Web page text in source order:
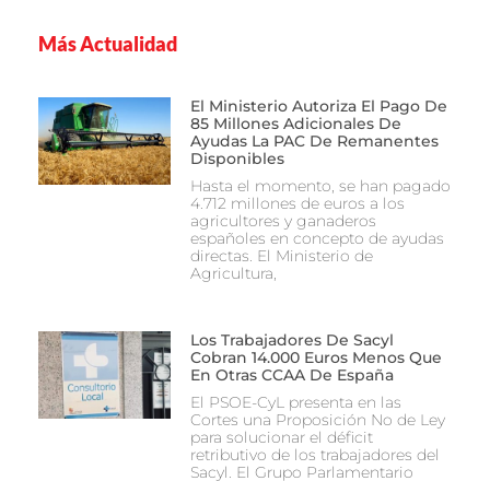
Más Actualidad
El Ministerio Autoriza El Pago De
85 Millones Adicionales De
Ayudas La PAC De Remanentes
Disponibles
Hasta el momento, se han pagado
4.712 millones de euros a los
agricultores y ganaderos
españoles en concepto de ayudas
directas. El Ministerio de
Agricultura,
Los Trabajadores De Sacyl
Cobran 14.000 Euros Menos Que
En Otras CCAA De España
El PSOE-CyL presenta en las
Cortes una Proposición No de Ley
para solucionar el déficit
retributivo de los trabajadores del
Sacyl. El Grupo Parlamentario